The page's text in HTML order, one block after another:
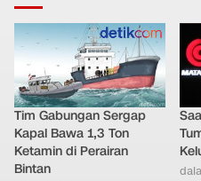
Tim Gabungan Sergap
Kapal Bawa 1,3 Ton
Ketamin di Perairan
Bintan